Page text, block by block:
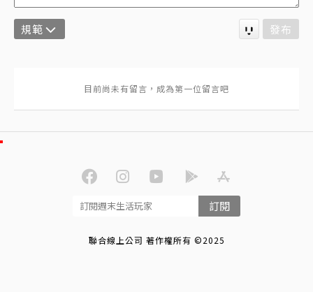
規範 發布
訂閱
聯合線上公司 著作權所有 ©2025